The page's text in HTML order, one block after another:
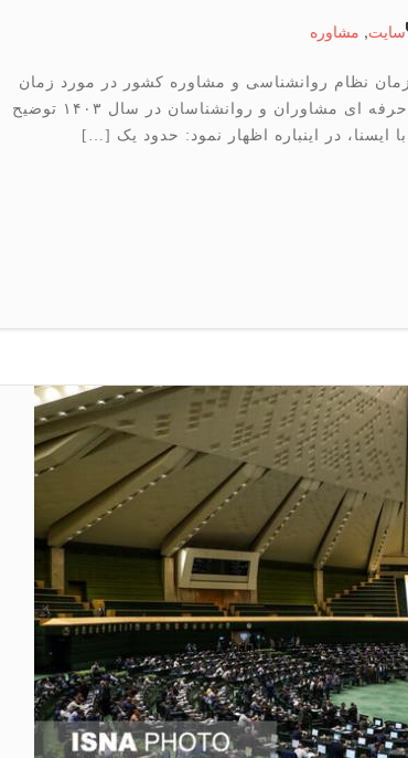
سایت, مشاوره
نظام روانشناسی و مشاوره کشور در مورد زمان
برگزاری سومین آزمون صلاحیت حرفه ای مشاوران و روانشناسان در سال ۱۴۰۳ توضیح
ایسنا، در اینباره اظهار نمود: حدود یک […]